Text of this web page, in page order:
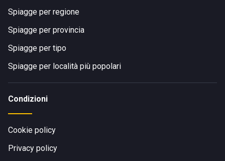
Spiagge per regione
Spiagge per provincia
Spiagge per tipo
Spiagge per località più popolari
Condizioni
Cookie policy
Privacy policy